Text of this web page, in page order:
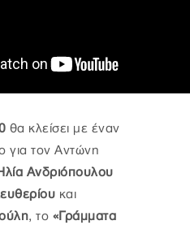
θα κλείσει με έναν
για τον Αντώνη
Ανδριόπουλου
και
, το «Γράμματα